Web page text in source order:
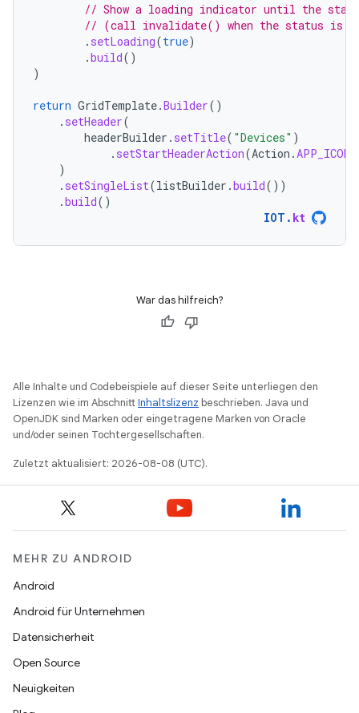
// Show a loading indicator until the
// (call invalidate() when the status is
. setLoading(true)
.build()
)
return GridTemplate.Builder()
. setHeader(
headerBuilder . setTitle( "Devices" )
. setStartHeaderAction(Action .APP_ICON
)
. setSingleList(listBuilder .build())
.build()
IOT . kt
War das hilfreich?
Alle Inhalte und Codebeispiele auf dieser Seite unterliegen den
Lizenzen wie im AbschnittInhaltslizenz beschrieben. Java und
OpenJDK sind Marken oder eingetragene Marken von Oracle
und/oder seinen Tochtergesellschaften.
Zuletzt aktualisiert: 2026-08-08 (UTC).
MEHR ZU ANDROID
Android
Android für Unternehmen
Datensicherheit
Open Source
Neuigkeiten